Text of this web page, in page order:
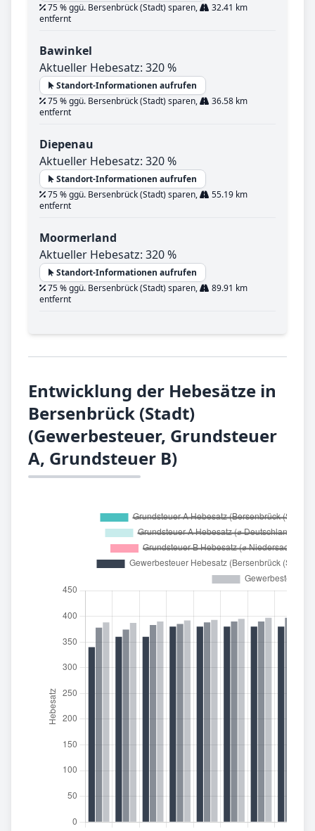
75 % ggü. Bersenbrück (Stadt) sparen,
32.41 km
entfernt
Bawinkel
Aktueller Hebesatz: 320 %
Standort-Informationen aufrufen
75 % ggü. Bersenbrück (Stadt) sparen,
36.58 km
entfernt
Diepenau
Aktueller Hebesatz: 320 %
Standort-Informationen aufrufen
75 % ggü. Bersenbrück (Stadt) sparen,
55.19 km
entfernt
Moormerland
Aktueller Hebesatz: 320 %
Standort-Informationen aufrufen
75 % ggü. Bersenbrück (Stadt) sparen,
89.91 km
entfernt
Entwicklung der Hebesätze in
Bersenbrück (Stadt)
(Gewerbesteuer, Grundsteuer
A, Grundsteuer B)